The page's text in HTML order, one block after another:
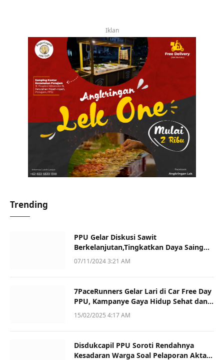
Iklan
Trending
PPU Gelar Diskusi Sawit
Berkelanjutan,Tingkatkan Daya Saing
dan Kualitas
07/11/2024 3:21 AM
7PaceRunners Gelar Lari di Car Free Day
PPU, Kampanye Gaya Hidup Sehat dan
Dukung UMKM
15/02/2025 4:17 AM
Disdukcapil PPU Soroti Rendahnya
Kesadaran Warga Soal Pelaporan Akta